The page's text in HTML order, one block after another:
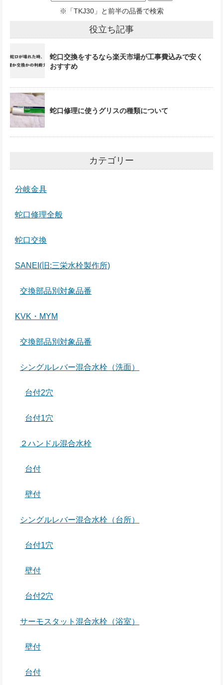
※「TKJ30」と前半の品番で検索
役立ち記事
蛇口交換をするなら楽天市場が工事費込みで安く
おすすめ
蛇口修理に使うグリスの種類について
カテゴリー
分岐金具
蛇口修理全般
蛇口交換
SANEI(旧:三栄水栓製作所)
交換部品別対象品番
KVK・MYM
交換部品別対象品番
シングルレバー混合水栓（洗面）
台付2穴
台付1穴
２ハンドル混合水栓
台付
壁付
シングルレバー混合水栓（台所）
台付1穴
壁付
台付2穴
サーモスタット混合水栓（浴室）
壁付
台付